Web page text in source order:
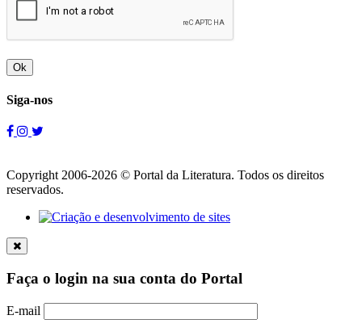
Ok
Siga-nos
Copyright 2006-2026 © Portal da Literatura. Todos os direitos
reservados.
Faça o login na sua conta do Portal
E-mail